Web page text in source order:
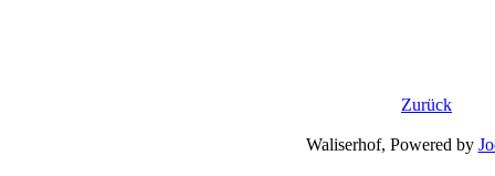
Zurück
Waliserhof, Powered by